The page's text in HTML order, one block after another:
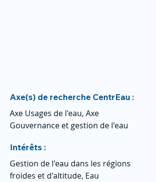
Axe(s) de recherche CentrEau :
Axe Usages de l'eau, Axe
Gouvernance et gestion de l'eau
Intérêts :
Gestion de l'eau dans les régions
froides et d'altitude, Eau